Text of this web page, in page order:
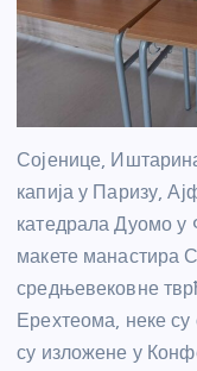
Сојенице,
капија у Паризу,
катедрала Дуомо у
макете манастира
средњевековне
Ерехтеома, неке су
су изложене у